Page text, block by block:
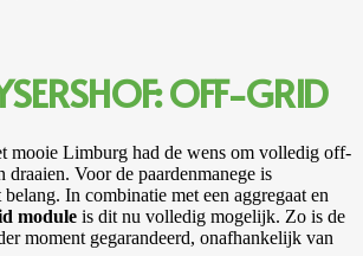
OFF-GRID
mooie Limburg had de wens om volledig off-
Voor de paardenmanege is
In combinatie met een aggregaat en
module is dit nu volledig mogelijk. Zo is de
moment gegarandeerd, onafhankelijk van